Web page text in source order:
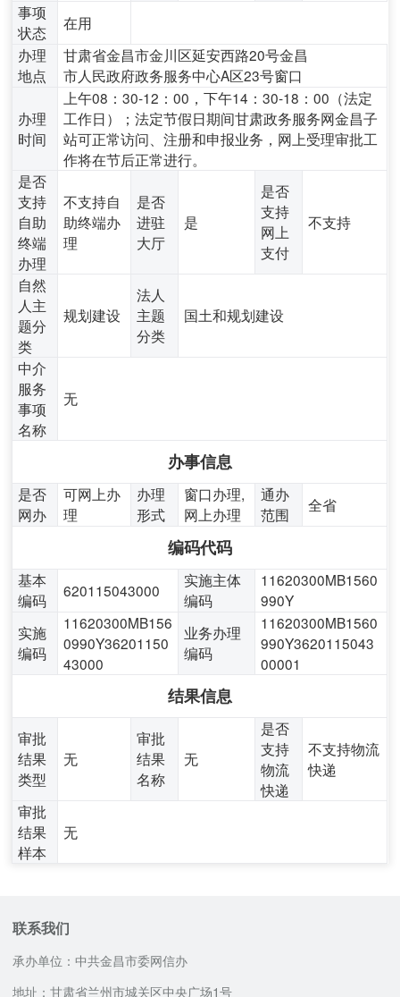
事项
状态
在用
办理
地点
甘肃省金昌市金川区延安西路20号金昌
市人民政府政务服务中心A区23号窗口
办理
时间
上午08：30-12：00，下午14：30-18：00（法定
工作日）；法定节假日期间甘肃政务服务网金昌子
站可正常访问、注册和申报业务，网上受理审批工
作将在节后正常进行。
是否
支持
自助
终端
办理
不支持自
助终端办
理
是否
进驻
大厅
是
是否
支持
网上
支付
不支持
自然
人主
题分
类
规划建设
法人
主题
分类
国土和规划建设
中介
服务
事项
名称
无
办事信息
是否
网办
可网上办
理
办理
形式
窗口办理,
网上办理
通办
范围
全省
编码代码
基本
编码
620115043000
实施主体
编码
11620300MB1560
990Y
实施
编码
11620300MB156
0990Y36201150
43000
业务办理
编码
11620300MB1560
990Y3620115043
00001
结果信息
审批
结果
类型
无
审批
结果
名称
无
是否
支持
物流
快递
不支持物流
快递
审批
结果
样本
无
联系我们
承办单位：中共金昌市委网信办
地址：甘肃省兰州市城关区中央广场1号